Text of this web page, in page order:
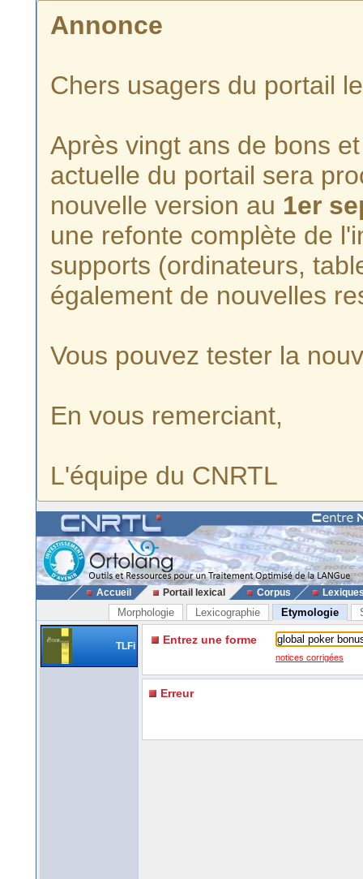
Annonce
Chers usagers du portail
Après vingt ans de bons
actuelle du portail sera
nouvelle version au 1er
une refonte complète de
supports (ordinateurs,
également de nouvelles
Vous pouvez tester la
En vous remerciant,
L'équipe du CNRTL
Accueil Portail lexical Corpus
Morphologie Lexicographie Etymologie
TLFi Entrez une forme
notices corrigées
Erreur